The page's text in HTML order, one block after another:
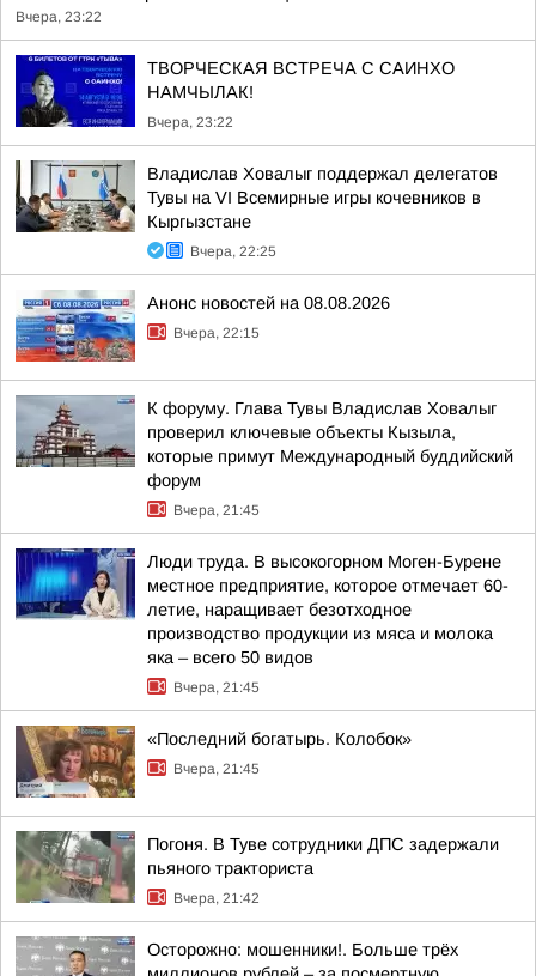
Вчера, 23:22
ТВОРЧЕСКАЯ ВСТРЕЧА С САИНХО
НАМЧЫЛАК!
Вчера, 23:22
Владислав Ховалыг поддержал делегатов
Тувы на VI Всемирные игры кочевников в
Кыргызстане
Вчера, 22:25
Анонс новостей на 08.08.2026
Вчера, 22:15
К форуму. Глава Тувы Владислав Ховалыг
проверил ключевые объекты Кызыла,
которые примут Международный буддийский
форум
Вчера, 21:45
Люди труда. В высокогорном Моген-Бурене
местное предприятие, которое отмечает 60-
летие, наращивает безотходное
производство продукции из мяса и молока
яка – всего 50 видов
Вчера, 21:45
«Последний богатырь. Колобок»
Вчера, 21:45
Погоня. В Туве сотрудники ДПС задержали
пьяного тракториста
Вчера, 21:42
Осторожно: мошенники!. Больше трёх